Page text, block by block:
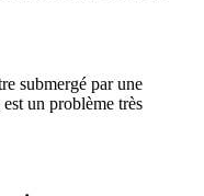
submergé par une
un problème très